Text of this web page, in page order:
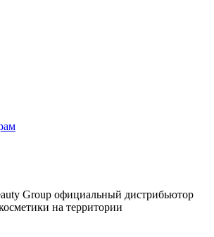
Group официальный дистрибьютор
на территории